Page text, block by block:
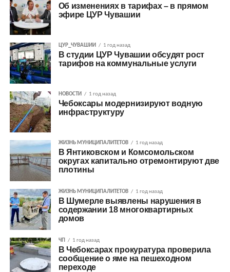
Об изменениях в тарифах – в прямом
эфире ЦУР Чувашии
ЦУР_ЧУВАШИИ 1 год назад
В студии ЦУР Чувашии обсудят рост
тарифов на коммунальные услуги
НОВОСТИ 1 год назад
Чебоксары модернизируют водную
инфраструктуру
ЖИЗНЬ МУНИЦИПАЛИТЕТОВ 1 год назад
В Янтиковском и Комсомольском
округах капитально отремонтируют две
плотины
ЖИЗНЬ МУНИЦИПАЛИТЕТОВ 1 год назад
В Шумерле выявлены нарушения в
содержании 18 многоквартирных
домов
ЧП 1 год назад
В Чебоксарах прокуратура проверила
сообщение о яме на пешеходном
переходе